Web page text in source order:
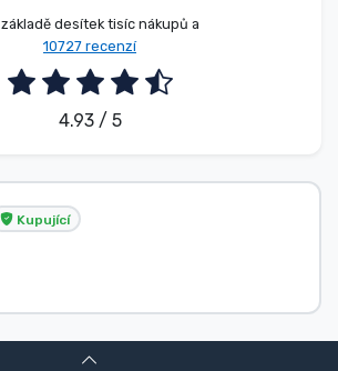
základě desítek tisíc nákupů a
10727 recenzí
4.93 / 5
Kupující